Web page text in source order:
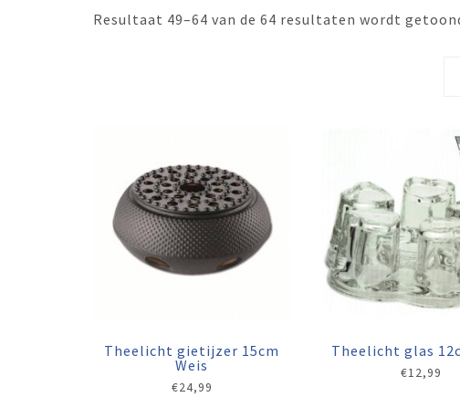
Resultaat 49–64 van de 64 resultaten wordt
Theelicht gietijzer 15cm
Weis
€24,99
Theelicht glas
€12,99